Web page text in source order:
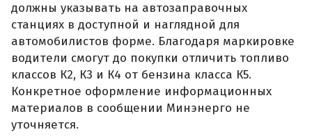
должны указывать на автозаправочных
станциях в доступной и наглядной для
автомобилистов форме. Благодаря маркировке
водители смогут до покупки отличить топливо
классов К2, К3 и К4 от бензина класса К5.
Конкретное оформление информационных
материалов в сообщении Минэнерго не
уточняется.